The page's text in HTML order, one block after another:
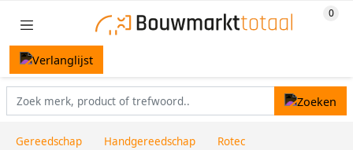
Gereedschap Handgereedschap Rotec